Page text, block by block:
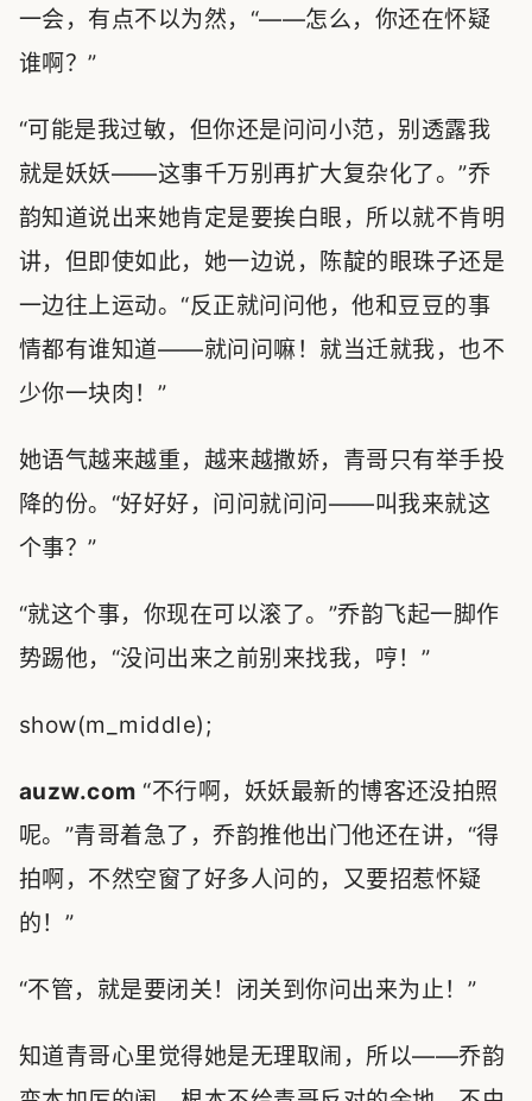
一会，有点不以为然，“——怎么，你还在怀疑
谁啊？”
“可能是我过敏，但你还是问问小范，别透露我
就是妖妖——这事千万别再扩大复杂化了。”乔
韵知道说出来她肯定是要挨白眼，所以就不肯明
讲，但即使如此，她一边说，陈靛的眼珠子还是
一边往上运动。“反正就问问他，他和豆豆的事
情都有谁知道——就问问嘛！就当迁就我，也不
少你一块肉！”
她语气越来越重，越来越撒娇，青哥只有举手投
降的份。“好好好，问问就问问——叫我来就这
个事？”
“就这个事，你现在可以滚了。”乔韵飞起一脚作
势踢他，“没问出来之前别来找我，哼！”
show(m_middle);
auzw.com “不行啊，妖妖最新的博客还没拍照
呢。”青哥着急了，乔韵推他出门他还在讲，“得
拍啊，不然空窗了好多人问的，又要招惹怀疑
的！”
“不管，就是要闭关！闭关到你问出来为止！”
知道青哥心里觉得她是无理取闹，所以——乔韵